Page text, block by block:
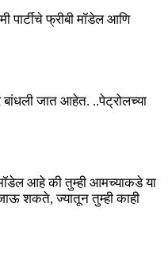
फ्रीबी मॉडेल आणि
बांधली जात आहेत. ..पेट्रोलच्या
आहे की तुम्ही आमच्याकडे या
शकते, ज्यातून तुम्ही काही